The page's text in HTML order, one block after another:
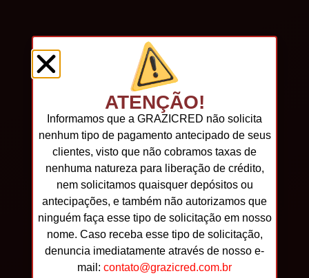
ATENÇÃO!
Informamos que a GRAZICRED não solicita
nenhum tipo de pagamento antecipado de seus
clientes, visto que não cobramos taxas de
nenhuma natureza para liberação de crédito,
nem solicitamos quaisquer depósitos ou
antecipações, e também não autorizamos que
ninguém faça esse tipo de solicitação em nosso
nome. Caso receba esse tipo de solicitação,
denuncia imediatamente através de nosso e-
mail: contato@grazicred.com.br